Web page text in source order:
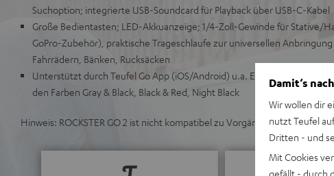
Suchoption; integrierte USB-Soundcard für Playback über USB-C-Kabel
Große Bedientasten; LED-Akkuanzeige; 1/4-Zoll-Gewinde für Stative/
GoPro-Zubehör), praktische Trageschlaufe zur universellen Anbringung
Fahrrädern, Bänken, Rucksäcken
Unterstützt durch Teufel Go App (iOS/Android) u.a. Equalizer, 1 m USB-
den Farben Gray & Black, Black & Red, Night Black
Hinweis: ROCKSTER GO 2 ist nicht kompatibel zu Vorgänger-Modell
Damit‘s
Wir wollen dir
nutzt Teufel
Dritten - und
Mit Cookies
gefällt - durch